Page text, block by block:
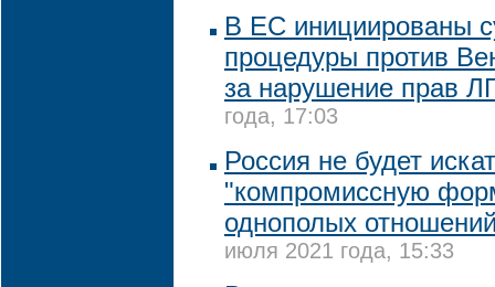
В ЕС инициированы
процедуры против
за нарушение прав
года, 17:03
Россия не будет
"компромиссную
однополых
июля 2021 года, 15:33